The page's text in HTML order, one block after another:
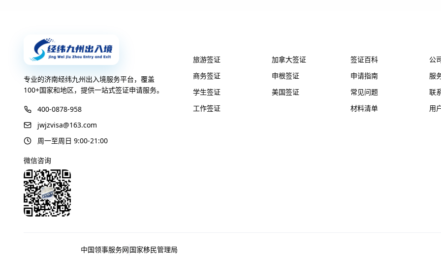
专业的济南经纬九州出入境服务平台，覆盖
100+国家和地区，提供一站式签证申请服务。
400-0878-958
jwjzvisa@163.com
周一至周日 9:00-21:00
微信咨询
旅游签证
商务签证
学生签证
工作签证
加拿大签证
申根签证
美国签证
签证百科
申请指南
常见问题
材料清单
公
服
联
用
中国领事服务网国家移民管理局